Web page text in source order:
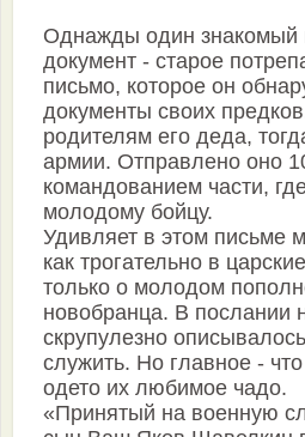
Однажды один знакомый
документ - старое
письмо, которое он
документы своих
родителям его деда,
армии. Отправлено оно
командованием части,
молодому бойцу.
Удивляет в этом письме
как трогательно в
только о молодом
новобранца. В послании
скрупулезно
служить. Но главное -
одето их любимое чадо.
«Принятый на военную